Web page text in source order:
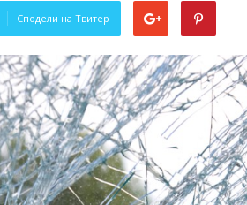
Сподели на Твитер